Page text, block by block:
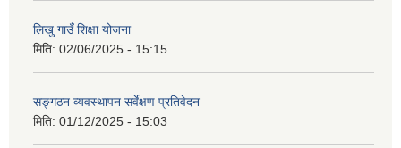
लिखु गाउँ शिक्षा योजना
मिति: 02/06/2025 - 15:15
सङ्गठन व्यवस्थापन सर्वेक्षण प्रतिवेदन
मिति: 01/12/2025 - 15:03